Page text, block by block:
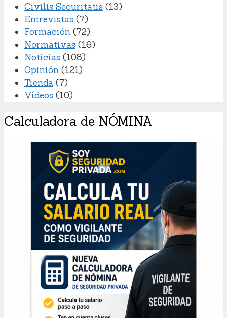
Civilis Securitatis (13)
Entrevistas (7)
Formación (72)
Normativas (16)
Noticias (108)
Opinión (121)
Tienda (7)
Vídeos (10)
Calculadora de NÓMINA